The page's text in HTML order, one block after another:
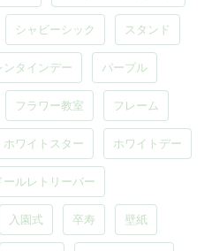
シャビーシック スタンド
ンタインデー パープル
フラワー教室 フレーム
ホワイトスター ホワイトデー
ールレトリーバー
入園式 卒寿 壁紙